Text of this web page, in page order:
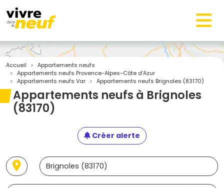
Accueil
Appartements neufs
Appartements neufs Provence-Alpes-Côte d'Azur
Appartements neufs Var
Appartements neufs Brignoles (83170)
Appartements neufs à Brignoles
(83170)
Créer alerte